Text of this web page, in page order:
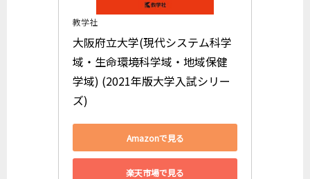
教学社
大阪府立大学(現代システム科学
域・生命環境科学域・地域保健
学域) (2021年版大学入試シリー
ズ)
Amazonで見る
楽天市場で見る